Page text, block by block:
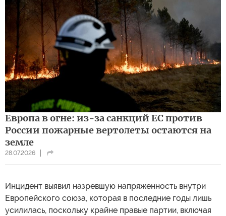
Европа в огне: из-за санкций ЕС против
России пожарные вертолеты остаются на
земле
28.07.2026
Инцидент выявил назревшую напряженность внутри
Европейского союза, которая в последние годы лишь
усилилась, поскольку крайне правые партии, включая